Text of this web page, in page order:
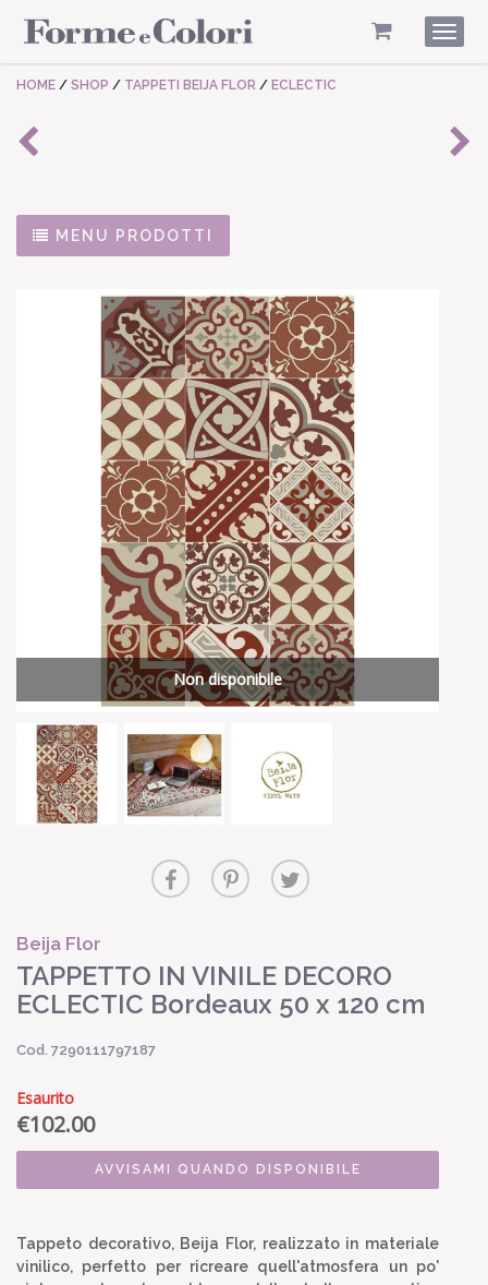
HOME / SHOP / TAPPETI BEIJA FLOR / ECLECTIC
MENU PRODOTTI
Non disponibile
Beija Flor
TAPPETTO IN VINILE DECORO
ECLECTIC Bordeaux 50 x 120 cm
Cod. 7290111797187
Esaurito
€102.00
AVVISAMI QUANDO DISPONIBILE
Tappeto decorativo, Beija Flor, realizzato in materiale
vinilico, perfetto per ricreare quell'atmosfera un po'